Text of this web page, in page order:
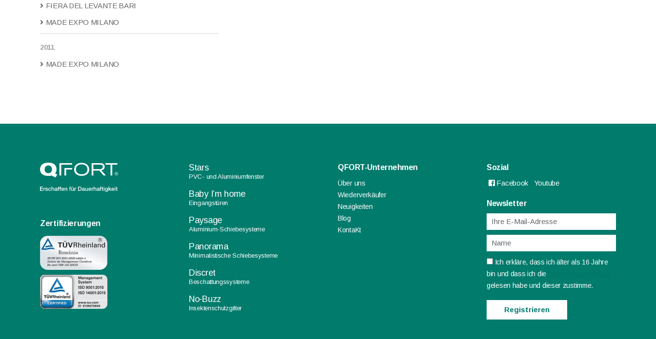
FIERA DEL LEVANTE BARI
MADE EXPO MILANO
2011
MADE EXPO MILANO
Zertifizierungen
Stars
PVC- und Aluminiumfenster
Baby I’m home
Eingangstüren
Paysage
Aluminium-Schiebesysteme
Panorama
Minimalistische Schiebesysteme
Discret
Beschattungssysteme
No-Buzz
Insektenschutzgitter
QFORT-Unternehmen
Über uns
Wiederverkäufer
Neuigkeiten
Blog
KontaKt
Sozial
Facebook
Youtube
Newsletter
Ich erkläre, dass ich älter als 16 Jahre
bin und dass ich die
gelesen habe und dieser zustimme.